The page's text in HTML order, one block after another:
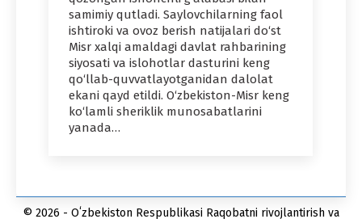
samimiy qutladi. Saylovchilarning faol
ishtiroki va ovoz berish natijalari do‘st
Misr xalqi amaldagi davlat rahbarining
siyosati va islohotlar dasturini keng
qo‘llab-quvvatlayotganidan dalolat
ekani qayd etildi. O‘zbekiston-Misr keng
ko‘lamli sheriklik munosabatlarini
yanada…
© 2026 - Oʻzbekiston Respublikasi Raqobatni rivojlantirish va